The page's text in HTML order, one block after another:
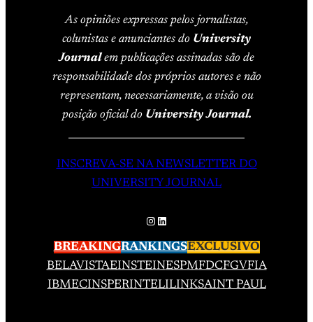
As opiniões expressas pelos jornalistas,
colunistas e anunciantes do University
Journalem publicações assinadas são de
responsabilidade dos próprios autores e não
representam, necessariamente, a visão ou
posição oficial do University Journal.
INSCREVA-SE NA NEWSLETTER DO
UNIVERSITY JOURNAL
Instagram
LinkedIn
BREAKINGRANKINGSEXCLUSIVO
BELAVISTAEINSTEINESPMFDCFGVFIA
IBMECINSPERINTELILINKSAINT PAUL